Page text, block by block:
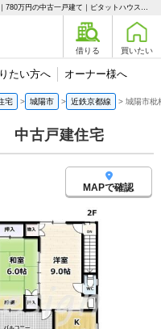
城陽市枇杷庄大堀 中古戸建住宅 京都府城陽市枇杷庄大堀｜780万円の中古一戸建て｜ピタットハウス小倉店 未来Design株式会社
借りる 買いたい
たい方へ オーナー様へ
宅 城陽市 近鉄京都線 城陽市
中古戸建住宅
MAPで確認